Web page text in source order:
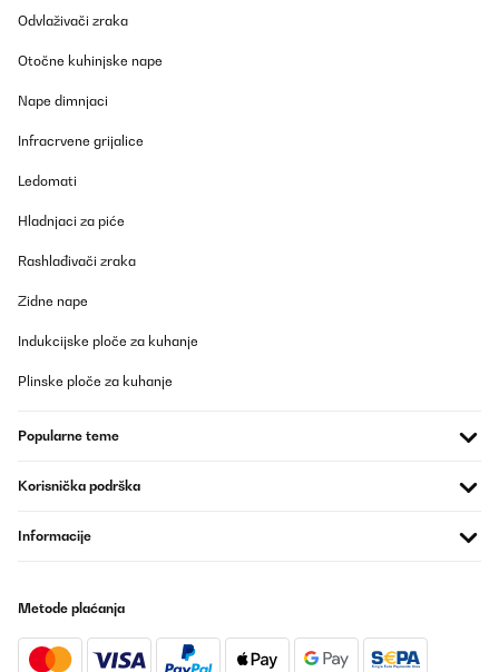
Odvlaživači zraka
Otočne kuhinjske nape
Nape dimnjaci
Infracrvene grijalice
Ledomati
Hladnjaci za piće
Rashlađivači zraka
Zidne nape
Indukcijske ploče za kuhanje
Plinske ploče za kuhanje
Popularne teme
Korisnička podrška
Informacije
Metode plaćanja